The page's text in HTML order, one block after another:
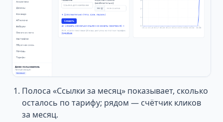
Полоса «Ссылки за месяц» показывает, сколько
осталось по тарифу; рядом — счётчик кликов
за месяц.